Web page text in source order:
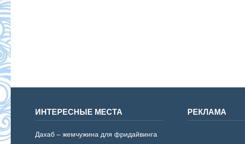
ИНТЕРЕСНЫЕ МЕСТА
Дахаб – жемчужина для фридайвинга
РЕКЛАМА